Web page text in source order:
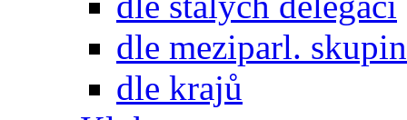
dle meziparl. skupin
dle krajů